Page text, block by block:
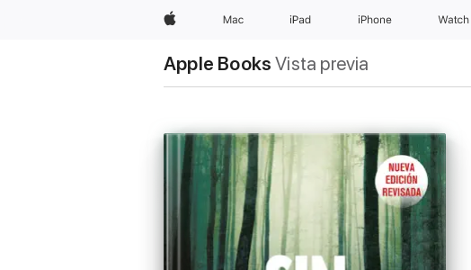
Apple Mac iPad iPhone Watch
Apple Books Vista previa